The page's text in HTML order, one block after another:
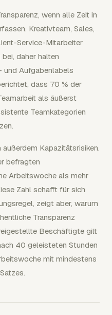
wenn alle Zeit in
Kreativteam, Sales,
Service-Mitarbeiter
daher halten
und Aufgabenlabels
dass 70 % der
als äußerst
Teamkategorien
Kapazitätsrisiken.
befragten
Arbeitswoche als mehr
Zahl schafft für sich
zeigt aber, warum
Transparenz
Beschäftigte gilt
40 geleisteten Stunden
mit mindestens